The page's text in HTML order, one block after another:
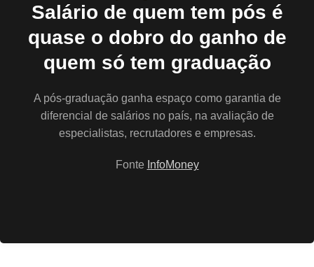
Salário de quem tem pós é
quase o dobro do ganho de
quem só tem graduação
A pós-graduação ganha espaço como garantia de
diferencial de salários no país, na avaliação de
especialistas, recrutadores e empresas.
Fonte InfoMoney